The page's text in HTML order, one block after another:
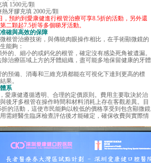
1500元/顆
牙膠充填 2000元/顆
預約到愛康健進行根管治療可享8.5折的活動，另外還
二顆起7.5折等多個睇牙活動。
確與高效的保障
管治療技術，與傳統肉眼操作相比，在手術顯微鏡的
能夠：
、細小的或鈣化的根管，確定沒有感染死角被遺漏。
治療區域上方的牙體組織，盡可能多地保留健康的牙體
預備、消毒和三維充填都能在可視化下達到更高的標
果。
系
愛康健遵循透明、合理的定價原則。費用主要取決於治
後牙多根管在操作時間和材料消耗上存在客觀差異。目
的活動，這使市民能夠以較低的價格享受到包含顯微鏡
需經醫生臨床檢查評估後才能確定，確保收費與實際情